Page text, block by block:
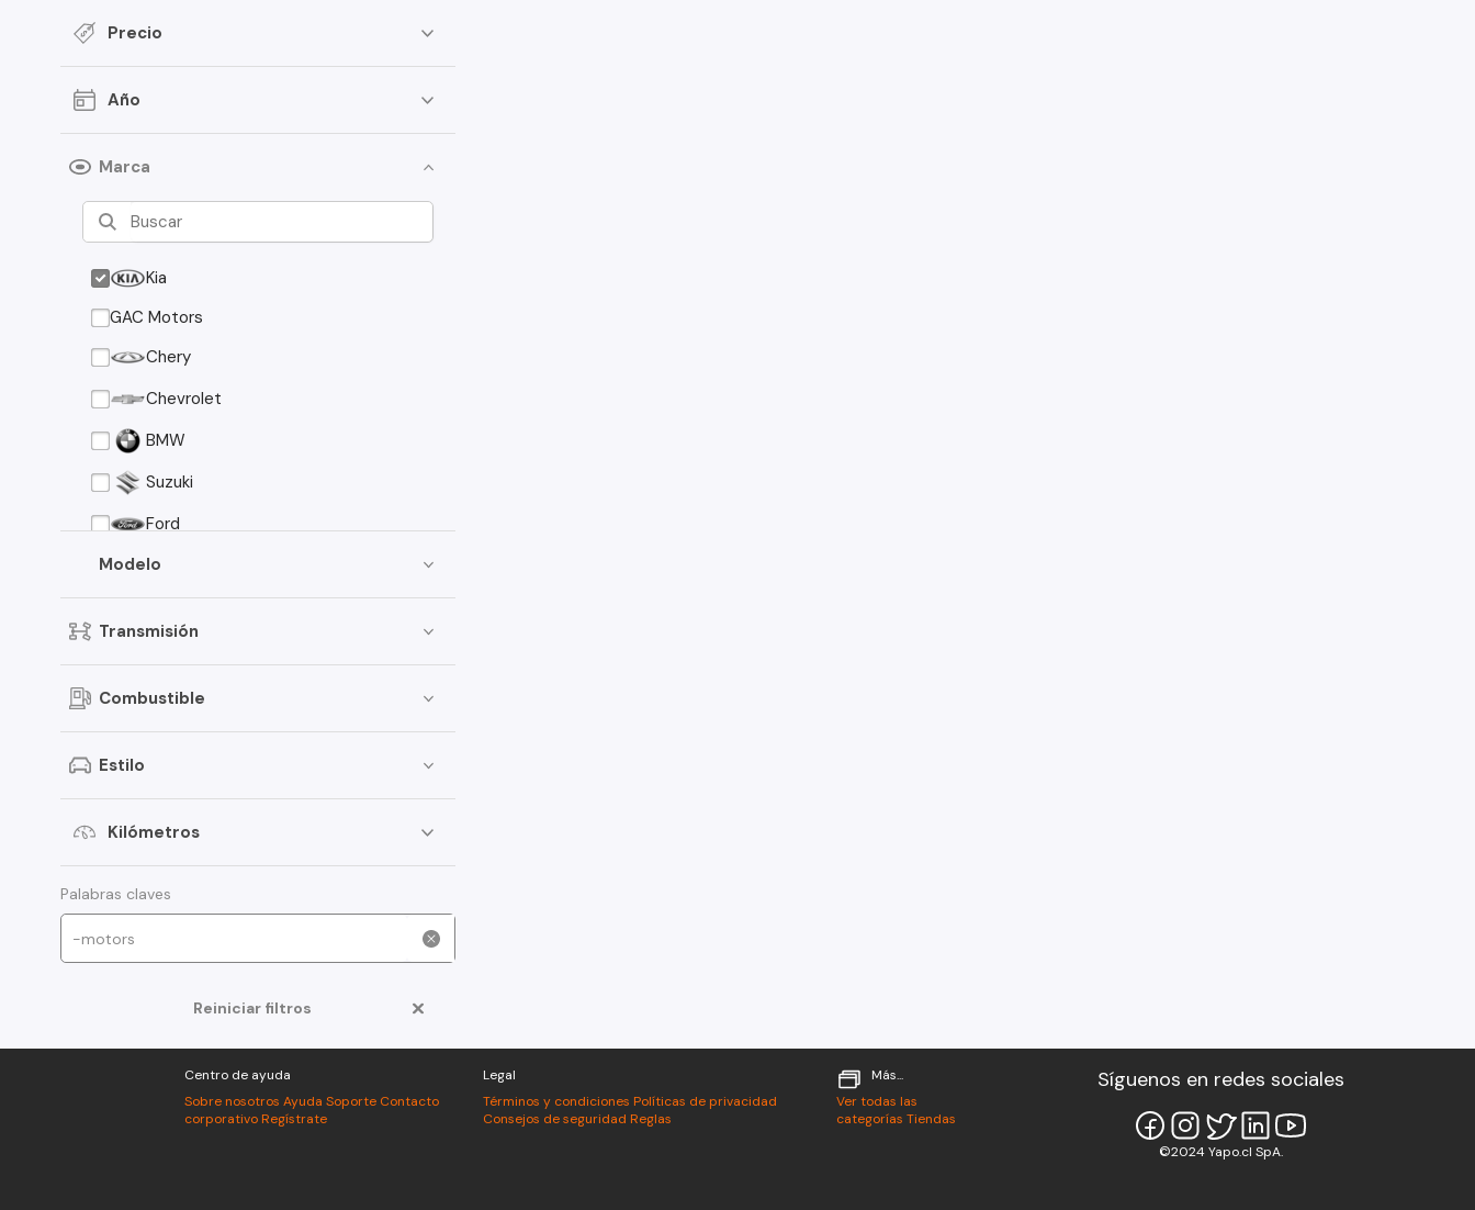
Precio
Año
Marca
Kia
GAC Motors
Chery
Chevrolet
BMW
Suzuki
Ford
Asia Motors
Mazda
Nissan
Peugeot
Foton
American Motors
Modelo
Transmisión
Combustible
Estilo
Kilómetros
Palabras claves
Reiniciar filtros
Centro de ayuda
Sobre nosotros Ayuda Soporte Contacto
corporativo Regístrate
Legal
Términos y condiciones Políticas de privacidad
Consejos de seguridad Reglas
Más...
Ver todas las
categorías Tiendas
Síguenos en redes sociales
©2024 Yapo.cl SpA.